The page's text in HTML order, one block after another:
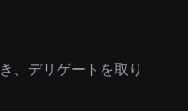
、デリゲートを取り